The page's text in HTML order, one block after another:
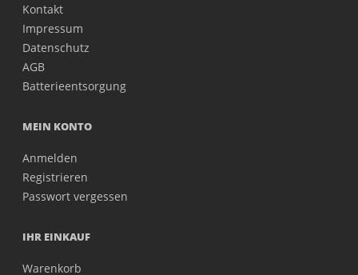
Kontakt
Impressum
Datenschutz
AGB
Batterieentsorgung
MEIN KONTO
Anmelden
Registrieren
Passwort vergessen
IHR EINKAUF
Warenkorb